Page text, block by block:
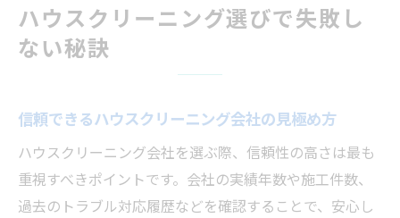
ハウスクリーニング選びで失敗し
ない秘訣
信頼できるハウスクリーニング会社の見極め方
ハウスクリーニング会社を選ぶ際、信頼性の高さは最も
重視すべきポイントです。会社の実績年数や施工件数、
過去のトラブル対応履歴などを確認することで、安心し